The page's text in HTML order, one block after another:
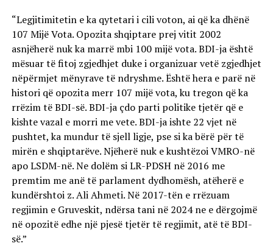
“Legjitimitetin e ka qytetari i cili voton, ai që ka dhënë
107 Mijë Vota. Opozita shqiptare prej vitit 2002
asnjëherë nuk ka marrë mbi 100 mijë vota. BDI-ja është
mësuar të fitoj zgjedhjet duke i organizuar vetë zgjedhjet
nëpërmjet mënyrave të ndryshme. Është hera e parë në
histori që opozita merr 107 mijë vota, ku tregon që ka
rrëzim të BDI-së. BDI-ja çdo parti politike tjetër që e
kishte vazal e morri me vete. BDI-ja ishte 22 vjet në
pushtet, ka mundur të sjell ligje, pse si ka bërë për të
mirën e shqiptarëve. Njëherë nuk e kushtëzoi VMRO-në
apo LSDM-në. Ne dolëm si LR-PDSH në 2016 me
premtim me anë të parlament dydhomësh, atëherë e
kundërshtoi z. Ali Ahmeti. Në 2017-tën e rrëzuam
regjimin e Gruveskit, ndërsa tani në 2024 ne e dërgojmë
në opozitë edhe një pjesë tjetër të regjimit, atë të BDI-
së.”